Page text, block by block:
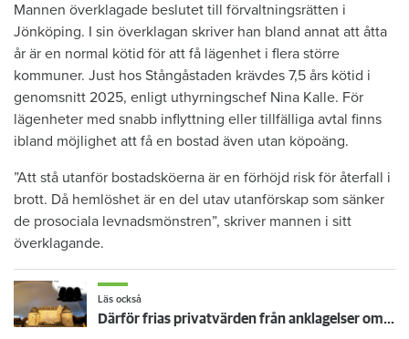
Mannen överklagade beslutet till förvaltningsrätten i
Jönköping. I sin överklagan skriver han bland annat att åtta
år är en normal kötid för att få lägenhet i flera större
kommuner. Just hos Stångåstaden krävdes 7,5 års kötid i
genomsnitt 2025, enligt uthyrningschef Nina Kalle. För
lägenheter med snabb inflyttning eller tillfälliga avtal finns
ibland möjlighet att få en bostad även utan köpoäng.
”Att stå utanför bostadsköerna är en förhöjd risk för återfall i
brott. Då hemlöshet är en del utav utanförskap som sänker
de prosociala levnadsmönstren”, skriver mannen i sitt
överklagande.
Läs också
Därför frias privatvärden från anklagelser om etnisk diskriminering